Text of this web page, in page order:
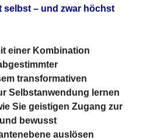
selbst – und zwar höchst
einer Kombination
transformativen
Selbstanwendung lernen
Sie geistigen Zugang zur
bewusst
auslösen